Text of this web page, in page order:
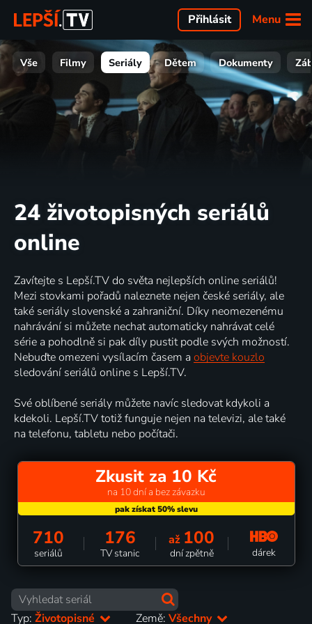
Menu
Přihlásit
Vše Filmy Seriály Dětem Dokumenty
24 životopisných seriálů
online
Zavítejte s Lepší.TV do světa nejlepších online seriálů!
Mezi stovkami pořadů naleznete nejen české seriály, ale
také seriály slovenské a zahraniční. Díky neomezenému
nahrávání si můžete nechat automaticky nahrávat celé
série a pohodlně si pak díly pustit podle svých možností.
Nebuďte omezeni vysílacím časem a objevte kouzlo
sledování seriálů online s Lepší.TV.
Své oblíbené seriály můžete navíc sledovat kdykoli a
kdekoli. Lepší.TV totiž funguje nejen na televizi, ale také
na telefonu, tabletu nebo počítači.
Zkusit za 10 Kč
na 10 dní a bez závazku
710
seriálů
176
TV stanic
až 100
dní zpětně dárek
Typ: Životopisné Země:Všechny